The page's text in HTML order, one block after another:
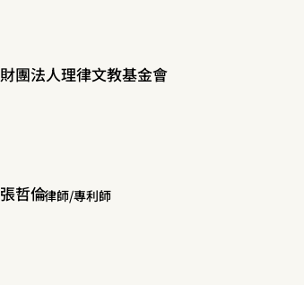
財團法人理律文教基金會
張哲倫律師/專利師